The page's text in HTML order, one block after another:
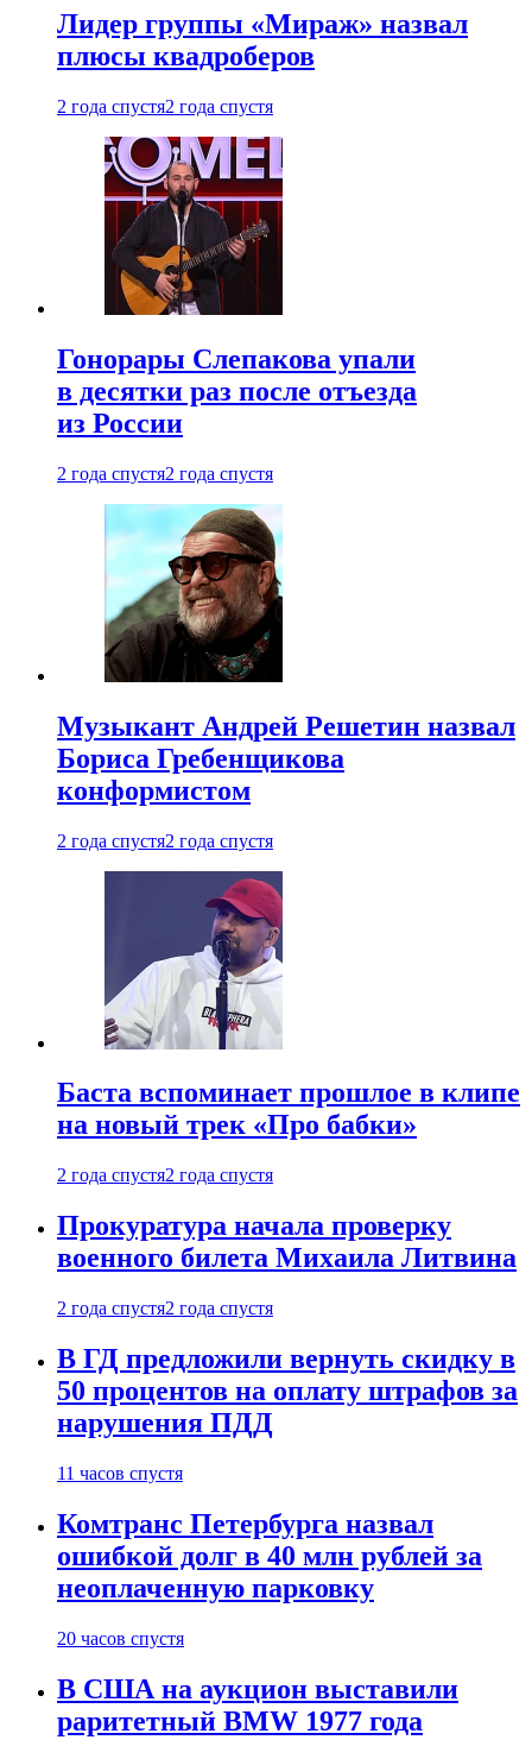
Лидер группы «Мираж» назвал
плюсы квадроберов
2 года спустя2 года спустя
Гонорары Слепакова упали
в десятки раз после отъезда
из России
2 года спустя2 года спустя
Музыкант Андрей Решетин назвал
Бориса Гребенщикова
конформистом
2 года спустя2 года спустя
Баста вспоминает прошлое в клипе
на новый трек «Про бабки»
2 года спустя2 года спустя
Прокуратура начала проверку
военного билета Михаила Литвина
2 года спустя2 года спустя
В ГД предложили вернуть скидку в
50 процентов на оплату штрафов за
нарушения ПДД
11 часов спустя
Комтранс Петербурга назвал
ошибкой долг в 40 млн рублей за
неоплаченную парковку
20 часов спустя
В США на аукцион выставили
раритетный BMW 1977 года